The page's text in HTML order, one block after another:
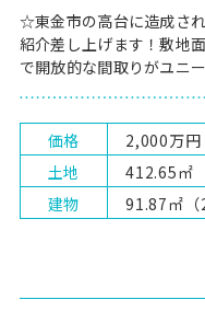
☆東金市の高台に造成さ
紹介差し上げます！敷地
で開放的な間取りがユニ
価格
2,000万円
土地
412.65㎡
建物
91.87㎡（